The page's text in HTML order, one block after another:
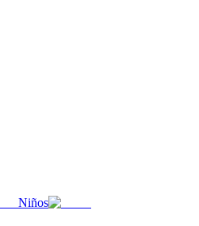
Niños